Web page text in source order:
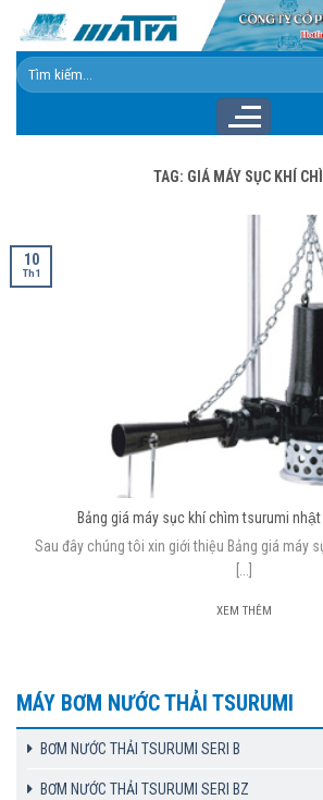
content
Tìm
kiếm:
TAG: GIÁ MÁY SỤC KHÍ
MÁY BƠM NƯỚC THẢI TSURUMI
BƠM NƯỚC THẢI TSURUMI SERI B
BƠM NƯỚC THẢI TSURUMI SERI BZ
Bảng giá máy sục khí chìm tsurumi
Sau đây chúng tôi xin giới thiệu Bảng giá máy
[...]
XEM THÊM
10
Th1